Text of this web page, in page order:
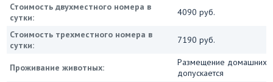
Стоимость двухместного номера в
сутки:
4090 руб.
Стоимость трехместного номера в
сутки:
7190 руб.
Проживание животных:
Размещение домашних
допускается